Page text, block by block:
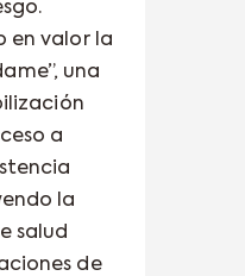
en valor la
una
a
la
salud
de